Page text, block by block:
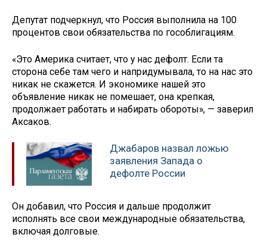
Депутат подчеркнул, что Россия выполнила на 100
процентов свои обязательства по гособлигациям.
«Это Америка считает, что у нас дефолт. Если та
сторона себе там чего и напридумывала, то на нас это
никак не скажется. И экономике нашей это
объявление никак не помешает, она крепкая,
продолжает работать и набирать обороты», — заверил
Аксаков.
Джабаров назвал ложью
заявления Запада о
дефолте России
Он добавил, что Россия и дальше продолжит
исполнять все свои международные обязательства,
включая долговые.